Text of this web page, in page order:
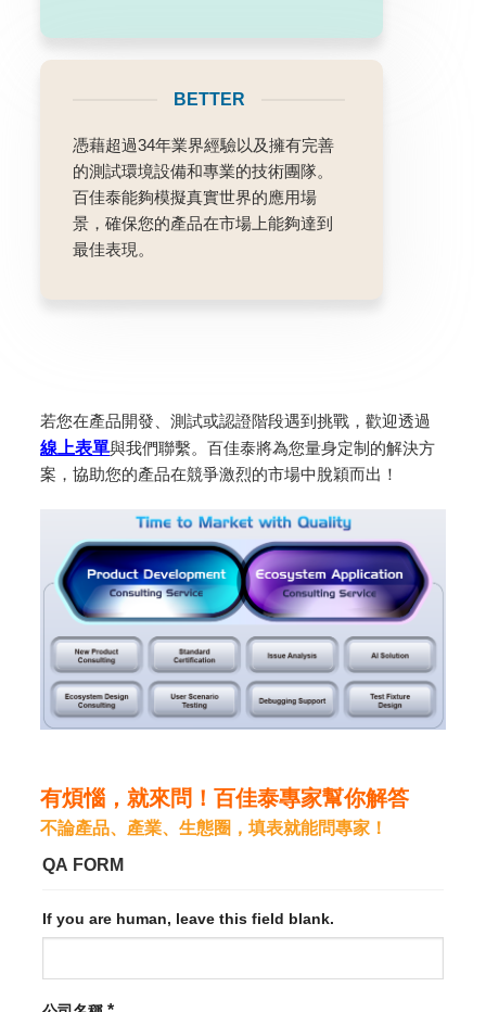
BETTER
憑藉超過34年業界經驗以及擁有完善
的測試環境設備和專業的技術團隊。
百佳泰能夠模擬真實世界的應用場
景，確保您的產品在市場上能夠達到
最佳表現。
若您在產品開發、測試或認證階段遇到挑戰，歡迎透過
線上表單與我們聯繫。百佳泰將為您量身定制的解決方
案，協助您的產品在競爭激烈的市場中脫穎而出！
有煩惱，就來問！百佳泰專家幫你解答
不論產品、產業、生態圈，填表就能問專家！
QA FORM
If you are human, leave this field blank.